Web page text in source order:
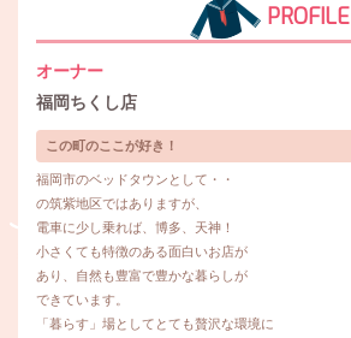
PROFILE
オーナー
福岡ちくし店
この町のここが好き！
福岡市のベッドタウンとして・・
の筑紫地区ではありますが、
電車に少し乗れば、博多、天神！
小さくても特徴のある面白いお店が
あり、自然も豊富で豊かな暮らしが
できています。
「暮らす」場としてとても贅沢な環境に